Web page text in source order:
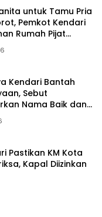
untuk Tamu Pria
Pemkot Kendari
Rumah Pijat
Kendari Bantah
Sebut
Nama Baik dan
Pastikan KM Kota
Kapal Diizinkan